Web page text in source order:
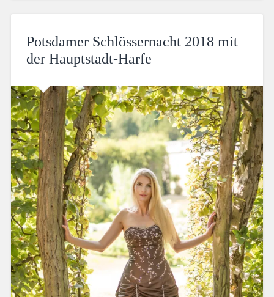
Potsdamer Schlössernacht 2018 mit
der Hauptstadt-Harfe